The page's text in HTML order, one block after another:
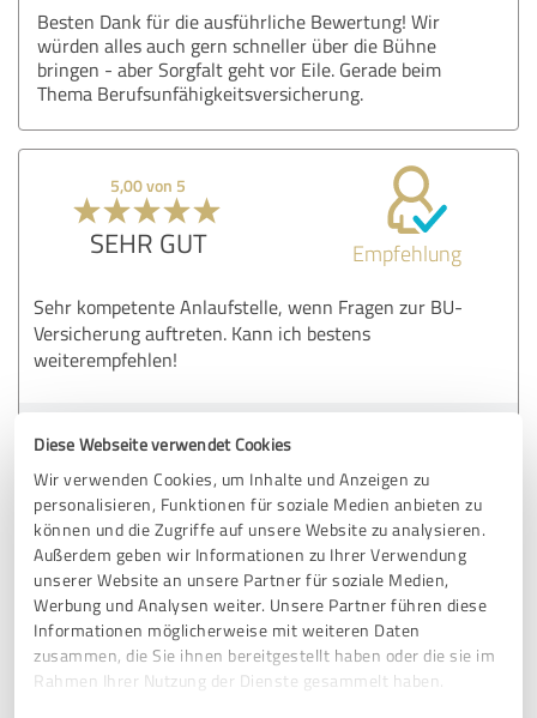
Diese Webseite verwendet Cookies
Wir verwenden Cookies, um Inhalte und Anzeigen zu
personalisieren, Funktionen für soziale Medien anbieten zu
können und die Zugriffe auf unsere Website zu analysieren.
Außerdem geben wir Informationen zu Ihrer Verwendung
unserer Website an unsere Partner für soziale Medien,
Werbung und Analysen weiter. Unsere Partner führen diese
Informationen möglicherweise mit weiteren Daten
zusammen, die Sie ihnen bereitgestellt haben oder die sie im
Rahmen Ihrer Nutzung der Dienste gesammelt haben.
Besten Dank für die ausführliche Bewertung! Wir
würden alles auch gern schneller über die Bühne
bringen - aber Sorgfalt geht vor Eile. Gerade beim
Thema Berufsunfähigkeitsversicherung.
5,00 von 5
SEHR GUT Empfehlung
Sehr kompetente Anlaufstelle, wenn Fragen zur BU-
Versicherung auftreten. Kann ich bestens
weiterempfehlen!
Erfahrungsbericht & Bewertung zu:
Matthias Helberg Versicherungsmakler e.K.
19.11.2025 Anonym
Kommentar von Matthias Helberg
Versicherungsmakler e.K.:
Schönen Dank für die schöne Rückmeldung und die 5
Sterne!